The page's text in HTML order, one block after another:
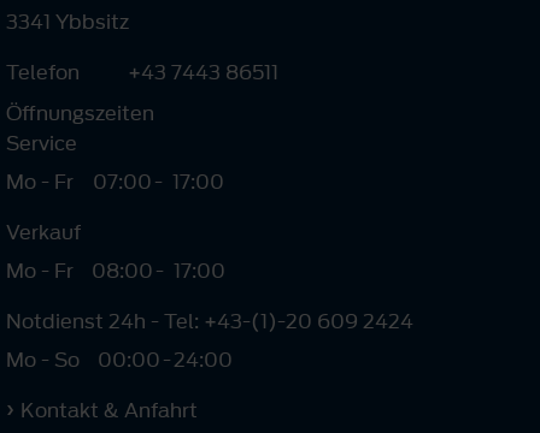
3341 Ybbsitz
Telefon
+43 7443 86511
Öffnungszeiten
Service
Mo - Fr
07:00- 17:00
Verkauf
Mo - Fr
08:00- 17:00
Notdienst 24h - Tel: +43-(1)-20 609 2424
Mo - So
00:00-24:00
Kontakt & Anfahrt